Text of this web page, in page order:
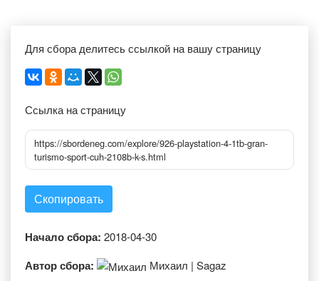
Для сбора делитесь ссылкой на вашу страницу
Ссылка на страницу
https://sbordeneg.com/explore/926-playstation-4-1tb-gran-
turismo-sport-cuh-2108b-k-s.html
Скопировать
Начало сбора: 2018-04-30
Автор сбора: Михаил | Sagaz